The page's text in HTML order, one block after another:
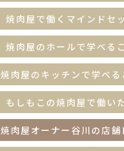
焼肉屋で働くマインドセ
焼肉屋のホールで学べる
焼肉屋のキッチンで学べる
もしもこの焼肉屋で働い
焼肉屋オーナー谷川の店舗